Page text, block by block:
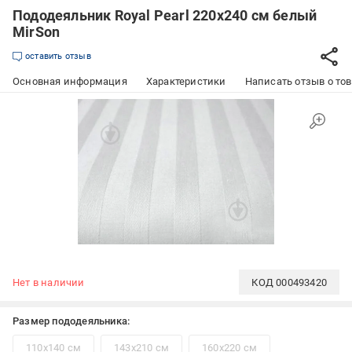
Пододеяльник Royal Pearl 220x240 см белый
MirSon
оставить отзыв
Основная информация Характеристики Написать отзыв о
Нет в наличии КОД000493420
Размер пододеяльника:
110x140 см 143x210 см 160x220 см